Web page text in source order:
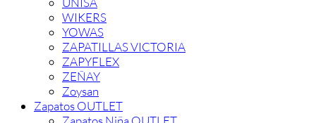
WIKERS
YOWAS
ZAPATILLAS VICTORIA
ZAPYFLEX
ZEÑAY
Zoysan
Zapatos OUTLET